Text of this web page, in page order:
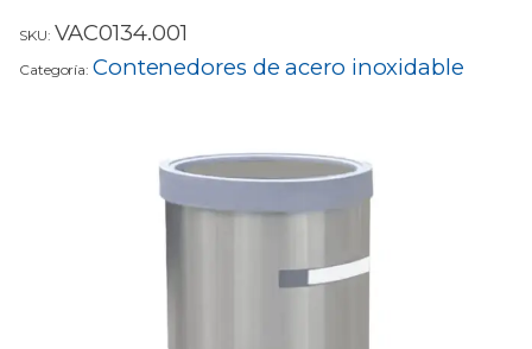
SKU: VAC0134.001
Categoría: Contenedores de acero inoxidable